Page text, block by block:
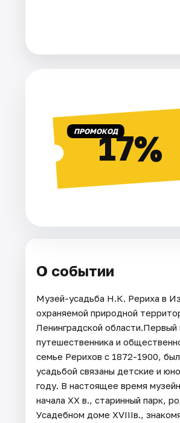
ПРОМОКОД17%
О событии
Музей-усадьба Н.К. Рериха в
охраняемой природной
Ленинградской области.Первый
путешественника и
семье Рерихов с 1872-1900,
усадьбой связаны детские и
году. В настоящее время
начала XX в., старинный парк,
Усадебном доме XVIIIв.,